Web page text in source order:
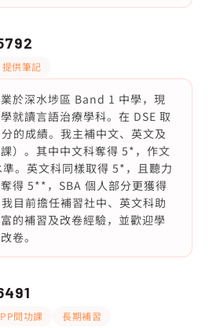
提供筆記
於深水埗區 Band 1 中學，現
就讀言語治療學科。在 DSE 取
的成績。我主補中文、英文及
）。其中中文科奪得 5*，作文
。英文科同樣取得 5*，且聽力
得 5**，SBA 個人部分更獲得
目前擔任補習社中、英文科助
的補習及改卷經驗，並歡迎學
卷。
問功課 長期補習